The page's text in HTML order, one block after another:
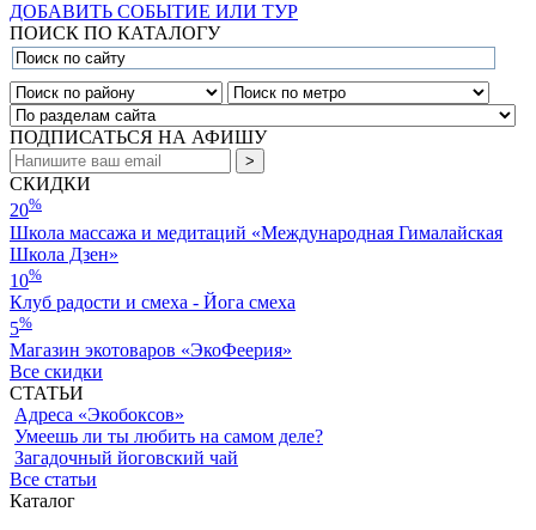
ДОБАВИТЬ СОБЫТИЕ ИЛИ ТУР
ПОИСК ПО КАТАЛОГУ
ПОДПИСАТЬСЯ НА АФИШУ
СКИДКИ
20%
Школа массажа и медитаций «Международная Гималайская
Школа Дзен»
10%
Клуб радости и смеха - Йога смеха
5%
Магазин экотоваров «ЭкоФеерия»
Все скидки
СТАТЬИ
Адреса «Экобоксов»
Умеешь ли ты любить на самом деле?
Загадочный йоговский чай
Все статьи
Каталог